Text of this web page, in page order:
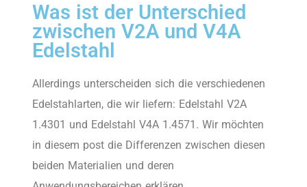
Was ist der Unterschied
zwischen V2A und V4A
Edelstahl
Allerdings unterscheiden sich die verschiedenen
Edelstahlarten, die wir liefern: Edelstahl V2A
1.4301 und Edelstahl V4A 1.4571. Wir möchten
in diesem post die Differenzen zwischen diesen
beiden Materialien und deren